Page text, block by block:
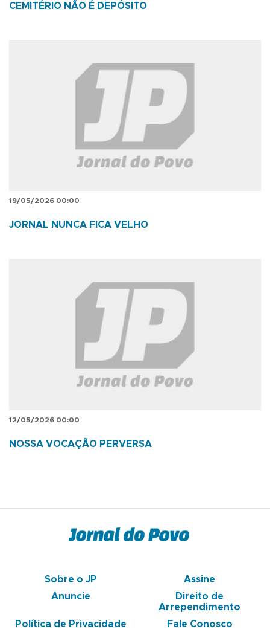
CEMITÉRIO NÃO É DEPÓSITO
19/05/2026 00:00
JORNAL NUNCA FICA VELHO
12/05/2026 00:00
NOSSA VOCAÇÃO PERVERSA
Sobre o JP
Assine
Anuncie
Direito de
Arrependimento
Política de Privacidade
Fale Conosco